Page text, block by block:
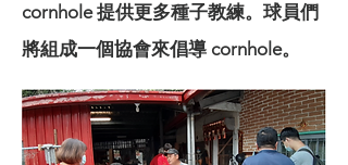
cornhole 提供更多種子教練。球員們
將組成一個協會來倡導 cornhole。